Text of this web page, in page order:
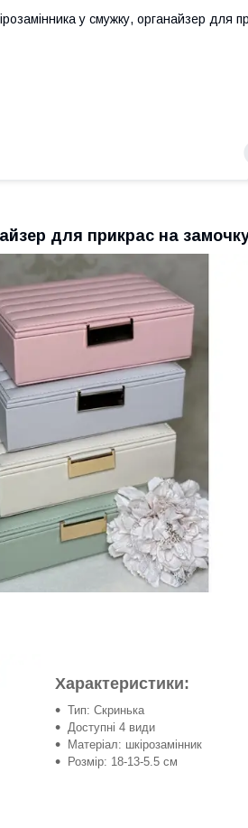
у смужку, органайзер для
для прикрас на
Характеристики:
Тип: Скринька
Доступні 4 види
Матеріал: шкірозамінник
Розмір: 18-13-5.5 см